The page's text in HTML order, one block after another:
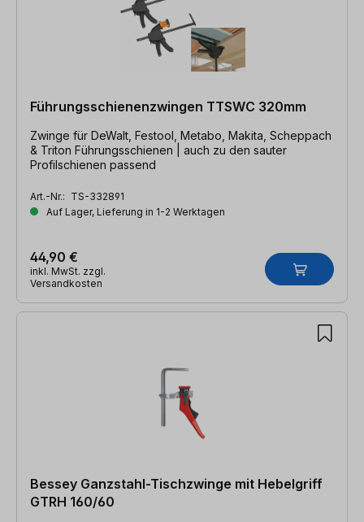
Führungsschienenzwingen TTSWC 320mm
Zwinge für DeWalt, Festool, Metabo, Makita, Scheppach
& Triton Führungsschienen | auch zu den sauter
Profilschienen passend
Art.-Nr.: TS-332891
Auf Lager, Lieferung in 1-2 Werktagen
44,90 €
inkl. MwSt. zzgl.
Versandkosten
Bessey Ganzstahl-Tischzwinge mit Hebelgriff
GTRH 160/60